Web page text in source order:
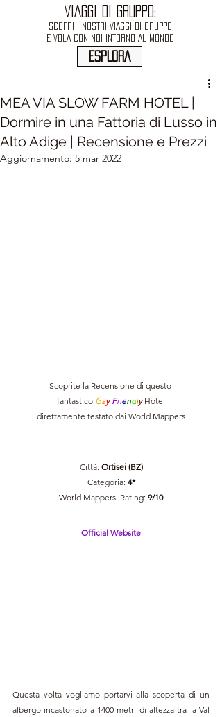
VIAGGI DI GRUPPO:
SCOPRI I NOSTRI VIAGGI DI GRUPPO
E VOLA CON NOI INTORNO AL MONDO
ESPLORA
MEA VIA SLOW FARM HOTEL |
Dormire in una Fattoria di Lusso in
Alto Adige | Recensione e Prezzi
Aggiornamento: 5 mar 2022
Scoprite la Recensione di questo
fantastico Gay Friendly Hotel
direttamente testato dai World Mappers
Città: Ortisei (BZ)
Categoria: 4*
World Mappers' Rating: 9/10
Official Website
Questa volta vogliamo portarvi alla scoperta di un
albergo incastonato a 1400 metri di altezza tra la Val